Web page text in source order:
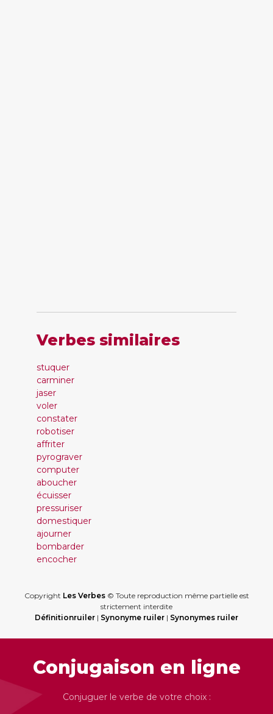
Verbes similaires
stuquer
carminer
jaser
voler
constater
robotiser
affriter
pyrograver
computer
aboucher
écuisser
pressuriser
domestiquer
ajourner
bombarder
encocher
Copyright Les Verbes© Toute reproduction même partielle est
strictement interdite
Définitionruiler | Synonyme ruiler | Synonymes ruiler
Conjugaison en ligne
Conjuguer le verbe de votre choix :